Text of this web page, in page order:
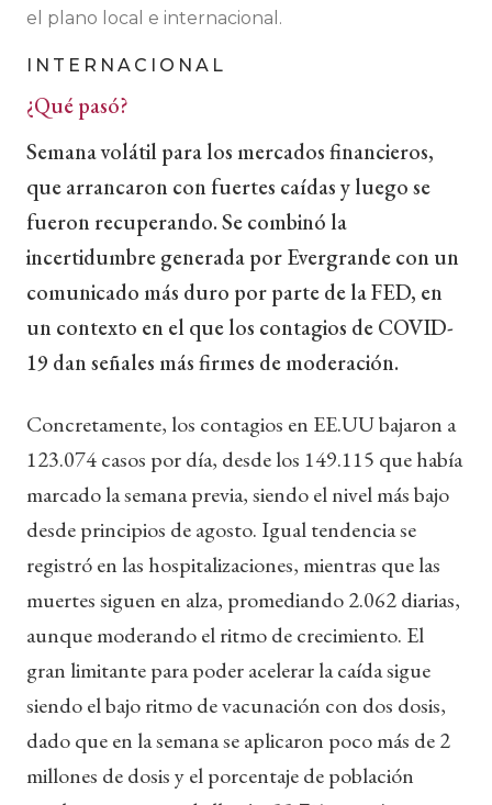
el plano local e internacional.
INTERNACIONAL
¿Qué pasó?
Semana volátil para los mercados financieros,
que arrancaron con fuertes caídas y luego se
fueron recuperando. Se combinó la
incertidumbre generada por Evergrande con un
comunicado más duro por parte de la FED, en
un contexto en el que los contagios de COVID-
19 dan señales más firmes de moderación.
Concretamente, los contagios en EE.UUbajaron a
123.074 casos por día, desde los 149.115 que había
marcado la semana previa, siendo el nivel más bajo
desde principios de agosto. Igual tendencia se
registró en las hospitalizaciones, mientras que las
muertes siguen en alza, promediando 2.062 diarias,
aunque moderando el ritmo de crecimiento. El
gran limitante para poder acelerar la caída sigue
siendo el bajo ritmo de vacunación con dos dosis,
dado que en la semana se aplicaron poco más de 2
millones de dosis y el porcentaje de población